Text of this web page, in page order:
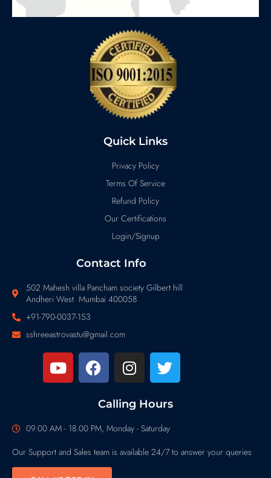
Quick Links
Privacy Policy
Terms Of Service
Refund Policy
Our Certifications
Login/Signup
Contact Info
502 Mahesh villa Pancham society Gilbert hill
Andheri West Mumbai 400058
+91-790-0037-153
sshreeastrovastu@gmail.com
Calling Hours
09.00 AM - 18.00 PM, Monday - Saturday
Our Support and Sales team is available 24/7 to answer your queries